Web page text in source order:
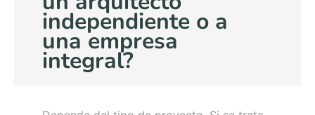
independiente o a
una empresa
integral?